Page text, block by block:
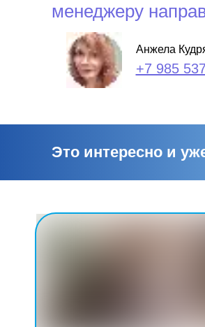
менеджеру
Анжела
+7 985
Это интересно и